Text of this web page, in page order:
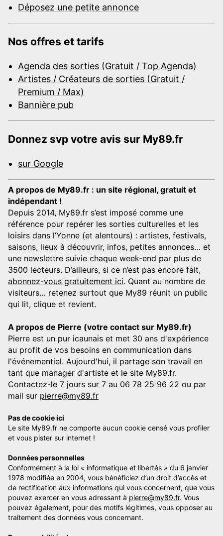
Déposez une petite annonce
Nos offres et tarifs
Agenda des sorties (Gratuit / Top Agenda)
Artistes / Créateurs de sorties (Gratuit /
Premium / Max)
Bannière pub
Donnez svp votre avis sur My89.fr
sur Google
A propos de My89.fr : un site régional, gratuit et
indépendant !
Depuis 2014, My89.fr s’est imposé comme une
référence pour repérer les sorties culturelles et les
loisirs dans l’Yonne (et alentours) : artistes, festivals,
saisons, lieux à découvrir, infos, petites annonces… et
une newslettre suivie chaque week-end par plus de
3500 lecteurs. D’ailleurs, si ce n’est pas encore fait,
abonnez-vous gratuitement ici. Quant au nombre de
visiteurs… retenez surtout que My89 réunit un public
qui lit, clique et revient.
A propos de Pierre (votre contact sur My89.fr)
Pierre est un pur icaunais et met 30 ans d'expérience
au profit de vos besoins en communication dans
l'événementiel. Aujourd'hui, il partage son travail en
tant que manager d'artiste et le site My89.fr.
Contactez-le 7 jours sur 7 au 06 78 25 96 22 ou par
mail sur pierre@my89.fr
Pas de cookie ici
Le site My89.fr ne comporte aucun cookie censé vous profiler
et vous pister sur internet !
Données personnelles
Conformément à la loi « informatique et libertés » du 6 janvier
1978 modifiée en 2004, vous bénéficiez d’un droit d’accès et
de rectification aux informations qui vous concernent, que vous
pouvez exercer en vous adressant à pierre@my89.fr. Vous
pouvez également, pour des motifs légitimes, vous opposer au
traitement des données vous concernant.